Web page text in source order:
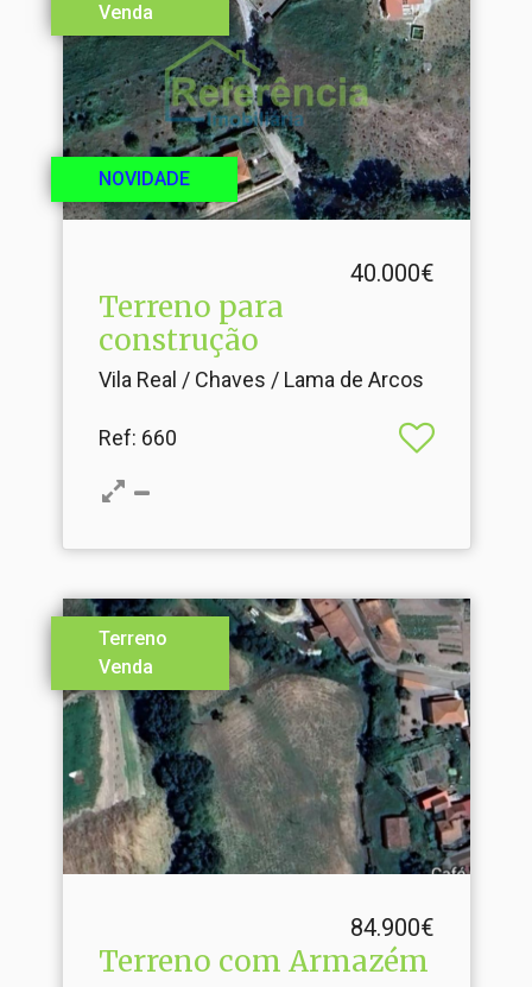
Venda
NOVIDADE
40.000€
Terreno para
construção
Vila Real / Chaves / Lama de Arcos
Ref: 660
Terreno
Venda
84.900€
Terreno com Armazém